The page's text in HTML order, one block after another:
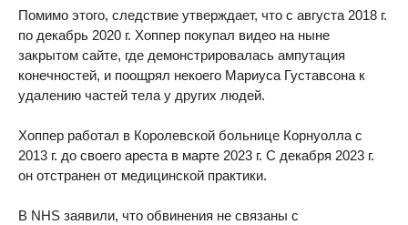
Помимо этого, следствие утверждает, что с августа 2018 г.
по декабрь 2020 г. Хоппер покупал видео на ныне
закрытом сайте, где демонстрировалась ампутация
конечностей, и поощрял некоего Мариуса Густавсона к
удалению частей тела у других людей.
Хоппер работал в Королевской больнице Корнуолла с
2013 г. до своего ареста в марте 2023 г. С декабря 2023 г.
он отстранен от медицинской практики.
В NHS заявили, что обвинения не связаны с